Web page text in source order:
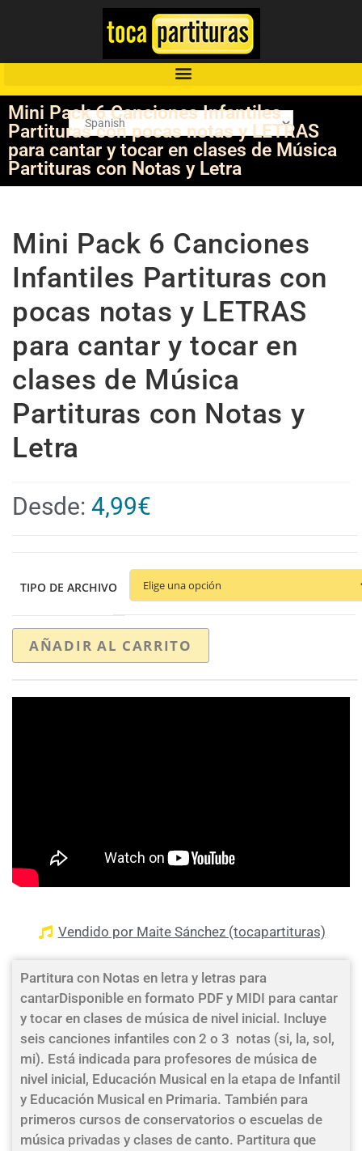
Mini Pack 6 Canciones Infantiles
Partituras con pocas notas y LETRAS
para cantar y tocar en clases de Música
Partituras con Notas y Letra
Mini Pack 6 Canciones
Infantiles Partituras con
pocas notas y LETRAS
para cantar y tocar en
clases de Música
Partituras con Notas y
Letra
Desde: 4,99€
TIPO DE ARCHIVO
AÑADIR AL CARRITO
Vendido por Maite Sánchez (tocapartituras)
Partitura con Notas en letra y letras para
cantarDisponible en formato PDF y MIDI para cantar
y tocar en clases de música de nivel inicial. Incluye
seis canciones infantiles con 2 o 3 notas (si, la, sol,
mi). Está indicada para profesores de música de
nivel inicial, Educación Musical en la etapa de Infantil
y Educación Musical en Primaria. También para
primeros cursos de conservatorios o escuelas de
música privadas y clases de canto. Partitura que